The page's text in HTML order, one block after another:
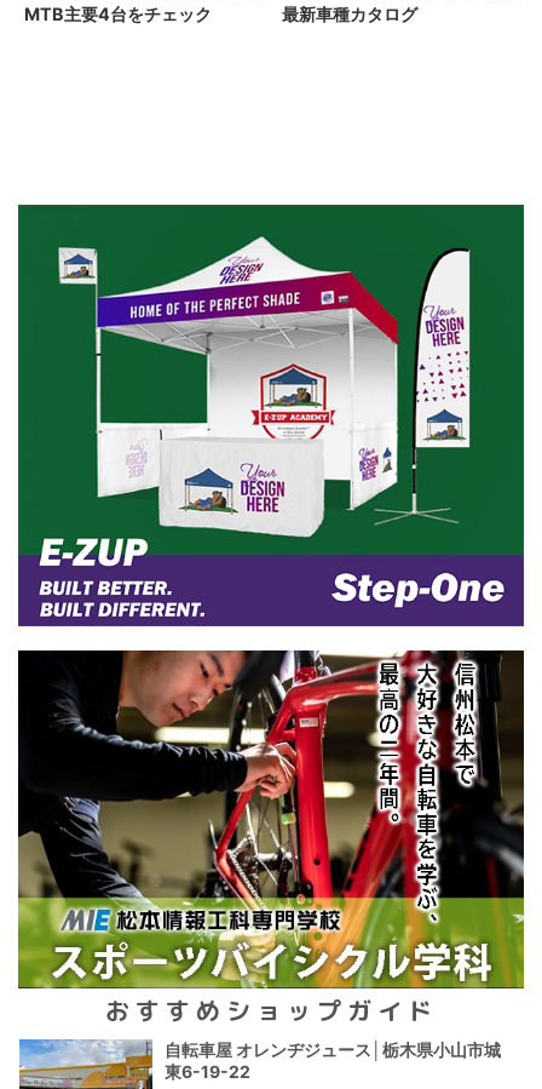
MTB主要4台をチェック
最新車種カタログ
おすすめショップガイド
自転車屋 オレンヂジュース│栃木県小山市城
東6-19-22